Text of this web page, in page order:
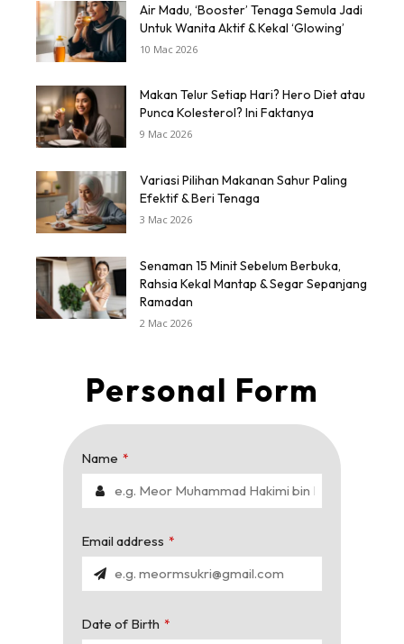
Air Madu, ‘Booster’ Tenaga Semula Jadi
Untuk Wanita Aktif & Kekal ‘Glowing’
10 Mac 2026
Makan Telur Setiap Hari? Hero Diet atau
Punca Kolesterol? Ini Faktanya
9 Mac 2026
Variasi Pilihan Makanan Sahur Paling
Efektif & Beri Tenaga
3 Mac 2026
Senaman 15 Minit Sebelum Berbuka,
Rahsia Kekal Mantap & Segar Sepanjang
Ramadan
2 Mac 2026
Personal Form
Name *
Email address *
Date of Birth *